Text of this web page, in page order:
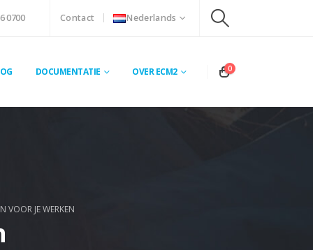
0700 Contact Nederlands
DOCUMENTATIE OVER ECM2 0
VOOR JE WERKEN